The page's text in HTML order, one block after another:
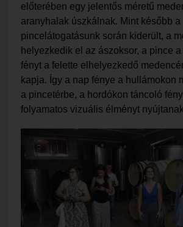
előterében egy jelentős méretű
aranyhalak úszkálnak. Mint később a
pincelátogatásunk során kiderült, a
helyezkedik el az ászoksor, a pince
fényt a felette elhelyezkedő
kapja. Így a nap fénye a hullámokon
a pincetérbe, a hordókon táncoló
folyamatos vizuális élményt